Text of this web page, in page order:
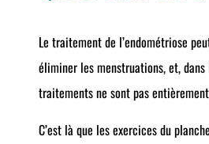
Le traitement de l’endométriose
éliminer les menstruations, et,
traitements ne sont pas
C’est là que les exercices du